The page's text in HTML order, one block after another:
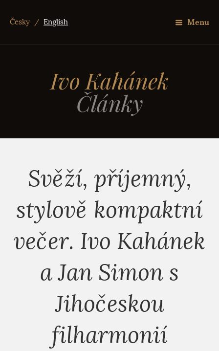
Menu
Česky / English
Ivo Kahánek
Články
Svěží, příjemný,
stylově kompaktní
večer. Ivo Kahánek
a Jan Simon s
Jihočeskou
filharmonií